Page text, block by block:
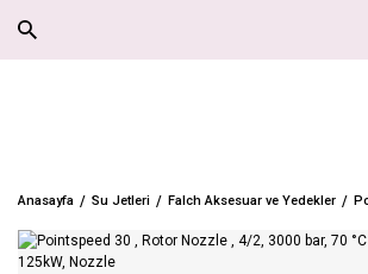
Anasayfa Su Jetleri Falch Aksesuar ve Yedekler